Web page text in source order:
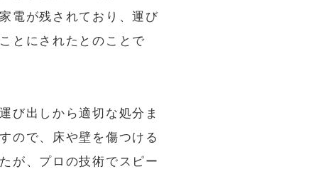
電が残されており、運び
とにされたとのことで
び出しから適切な処分ま
ので、床や壁を傷つける
が、プロの技術でスピー